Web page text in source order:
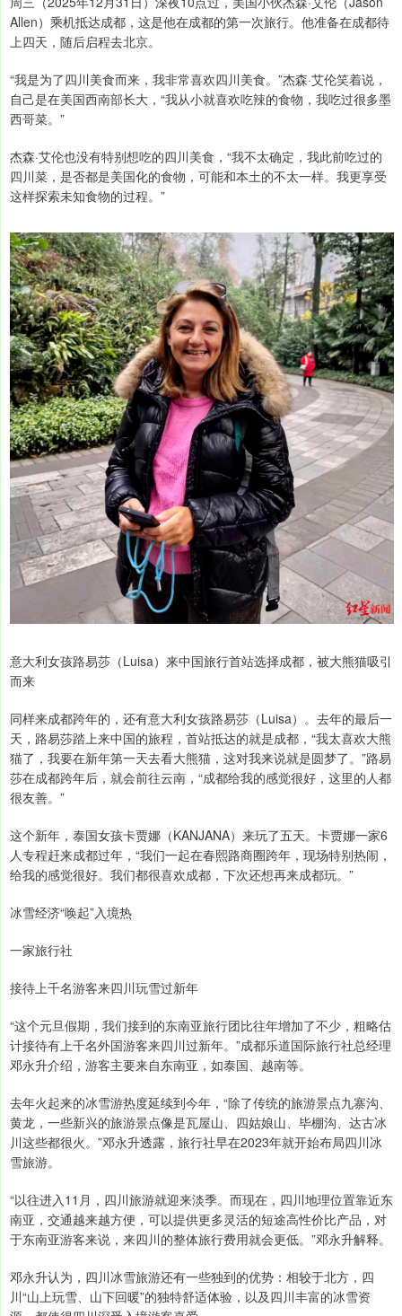
Allen）乘机抵达成都，这是他在成都的第一次旅行。他准备在成都待
上四天，随后启程去北京。
“我是为了四川美食而来，我非常喜欢四川美食。”杰森·艾伦笑着说，
自己是在美国西南部长大，“我从小就喜欢吃辣的食物，我吃过很多墨
西哥菜。”
杰森·艾伦也没有特别想吃的四川美食，“我不太确定，我此前吃过的
四川菜，是否都是美国化的食物，可能和本土的不太一样。我更享受
这样探索未知食物的过程。”
意大利女孩路易莎（Luisa）来中国旅行首站选择成都，被大熊猫吸引
而来
同样来成都跨年的，还有意大利女孩路易莎（Luisa）。去年的最后一
天，路易莎踏上来中国的旅程，首站抵达的就是成都，“我太喜欢大熊
猫了，我要在新年第一天去看大熊猫，这对我来说就是圆梦了。”路易
莎在成都跨年后，就会前往云南，“成都给我的感觉很好，这里的人都
很友善。”
这个新年，泰国女孩卡贾娜（KANJANA）来玩了五天。卡贾娜一家6
人专程赶来成都过年，“我们一起在春熙路商圈跨年，现场特别热闹，
给我的感觉很好。我们都很喜欢成都，下次还想再来成都玩。”
冰雪经济“唤起”入境热
一家旅行社
接待上千名游客来四川玩雪过新年
“这个元旦假期，我们接到的东南亚旅行团比往年增加了不少，粗略估
计接待有上千名外国游客来四川过新年。”成都乐道国际旅行社总经理
邓永升介绍，游客主要来自东南亚，如泰国、越南等。
去年火起来的冰雪游热度延续到今年，“除了传统的旅游景点九寨沟、
黄龙，一些新兴的旅游景点像是瓦屋山、四姑娘山、毕棚沟、达古冰
川这些都很火。”邓永升透露，旅行社早在2023年就开始布局四川冰
雪旅游。
“以往进入11月，四川旅游就迎来淡季。而现在，四川地理位置靠近东
南亚，交通越来越方便，可以提供更多灵活的短途高性价比产品，对
于东南亚游客来说，来四川的整体旅行费用就会更低。”邓永升解释。
邓永升认为，四川冰雪旅游还有一些独到的优势：相较于北方，四
川“山上玩雪、山下回暖”的独特舒适体验，以及四川丰富的冰雪资